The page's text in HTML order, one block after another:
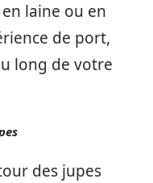
laine ou en
de port,
long de votre
des jupes